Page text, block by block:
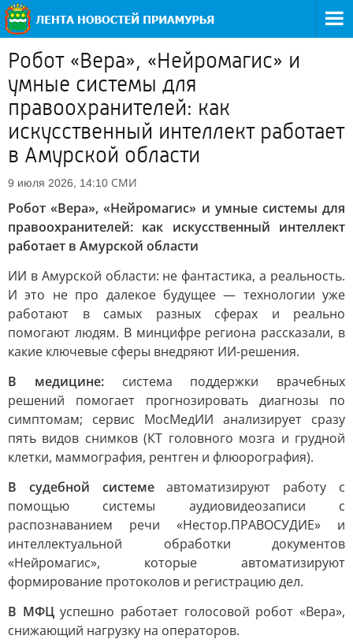
Робот «Вера», «Нейромагис» и
умные системы для
правоохранителей: как
искусственный интеллект работает
в Амурской области
9 июля 2026, 14:10 СМИ
Робот «Вера», «Нейромагис» и умные системы для
правоохранителей: как искусственный интеллект
работает в Амурской области
ИИ в Амурской области: не фантастика, а реальность.
И это не про далекое будущее — технологии уже
работают в самых разных сферах и реально
помогают людям. В минцифре региона рассказали, в
какие ключевые сферы внедряют ИИ-решения.
В медицине:система поддержки врачебных
решений помогает прогнозировать диагнозы по
симптомам; сервис МосМедИИ анализирует сразу
пять видов снимков (КТ головного мозга и грудной
клетки, маммография, рентген и флюорография).
В судебной системеавтоматизируют работу с
помощью системы аудиовидеозаписи с
распознаванием речи «Нестор.ПРАВОСУДИЕ» и
интеллектуальной обработки документов
«Нейромагис», которые автоматизируют
формирование протоколов и регистрацию дел.
В МФЦуспешно работает голосовой робот «Вера»,
снижающий нагрузку на операторов.